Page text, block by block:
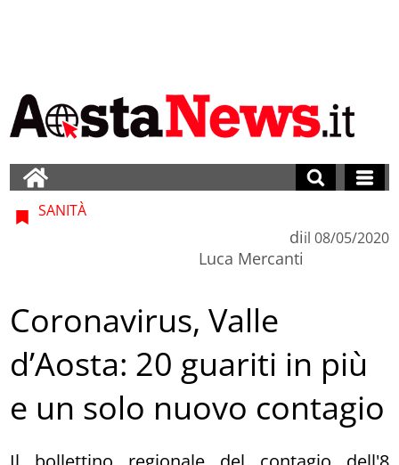
SANITÀ
di
Luca Mercanti
il 08/05/2020
Coronavirus, Valle
d’Aosta: 20 guariti in più
e un solo nuovo contagio